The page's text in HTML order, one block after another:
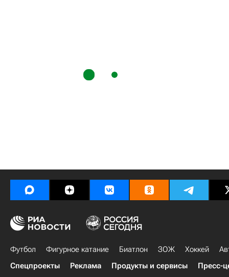
Футбол Фигурное катание Биатлон ЗОЖ Хоккей
Спецпроекты
Реклама Продукты и сервисы Пресс-